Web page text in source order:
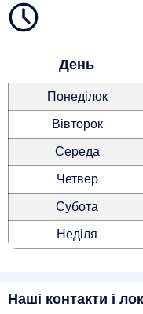
День
Понеділок
Вівторок
Середа
Четвер
Субота
Неділя
Наші контакти і